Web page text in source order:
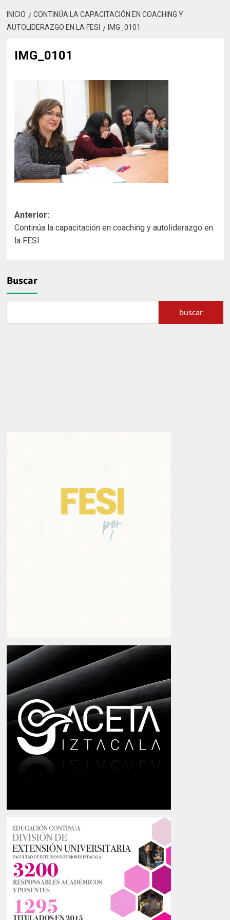
INICIO
CONTINÚA LA CAPACITACIÓN EN COACHING Y
AUTOLIDERAZGO EN LA FESI
IMG_0101
IMG_0101
Navegación
de
Anterior:
Continúa la capacitación en coaching y autoliderazgo en
la FESI
Buscar
buscar